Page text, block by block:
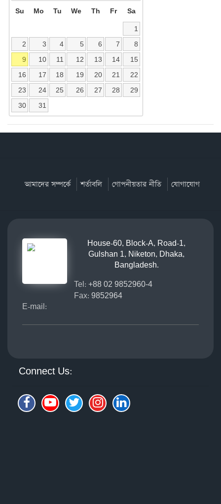
Su Mo Tu We Th Fr Sa
1
2
3 4 5 6 7
8
9
10 11 12 13 14
15
16
17 18 19 20 21
22
23
24 25 26 27 28
29
30
31
আমাদের সম্পর্কে শর্তাবলি গোপনীয়তার নীতি যোগাযোগ
House-60, Block-A, Road-1,
Gulshan 1, Niketon, Dhaka,
Bangladesh.
Tel: +88 02 9852960-4
Fax: 9852964
E-mail:
Connect Us: